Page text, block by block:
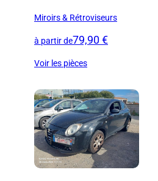
Miroirs & Rétroviseurs
à partir de79,90 €
Voir les pièces